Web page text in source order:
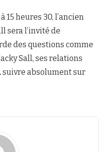
15 heures 30, l’ancien
sera l’invité de
des questions comme
Sall, ses relations
suivre absolument sur